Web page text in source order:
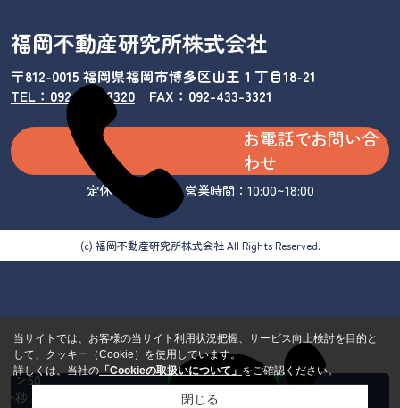
福岡不動産研究所株式会社
〒812-0015 福岡県福岡市博多区山王１丁目18-21
TEL：092-433-3320/ FAX：092-433-3321
お電話でお問い合
わせ
定休日：水曜日 営業時間：10:00~18:00
(c) 福岡不動産研究所株式会社 All Rights Reserved.
カンタ
ン60
秒 来
当サイトでは、お客様の当サイト利用状況把握、サービス向上検討を目的と
して、クッキー（Cookie）を使用しています。
詳しくは、当社の「Cookieの取扱いについて」 をご確認ください。
閉じる